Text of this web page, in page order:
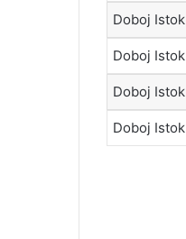
Doboj Istok
Doboj Istok
Doboj Istok
Doboj Istok